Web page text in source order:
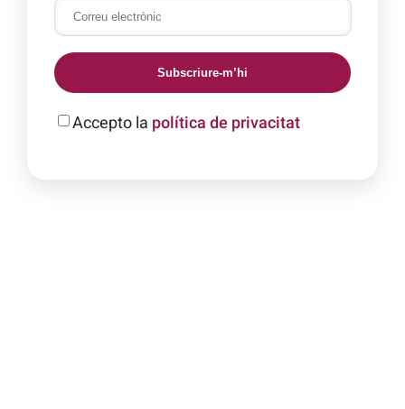
Subscriure-m’hi
Accepto la política de privacitat